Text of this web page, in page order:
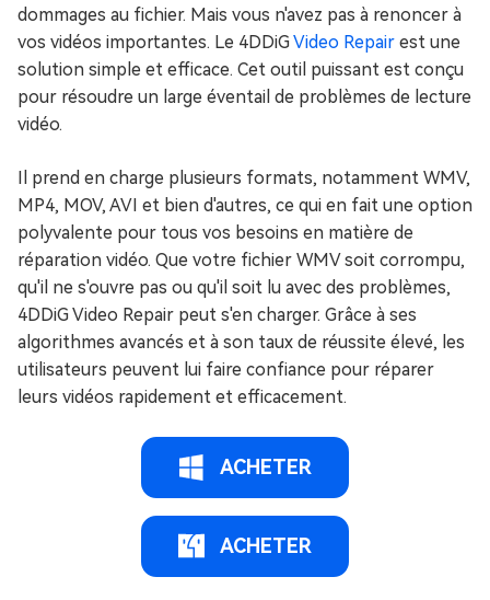
dommages au fichier. Mais vous n'avez pas à renoncer à
vos vidéos importantes. Le 4DDiGVideo Repair est une
solution simple et efficace. Cet outil puissant est conçu
pour résoudre un large éventail de problèmes de lecture
vidéo.
Il prend en charge plusieurs formats, notamment WMV,
MP4, MOV, AVI et bien d'autres, ce qui en fait une option
polyvalente pour tous vos besoins en matière de
réparation vidéo. Que votre fichier WMV soit corrompu,
qu'il ne s'ouvre pas ou qu'il soit lu avec des problèmes,
4DDiG Video Repair peut s'en charger. Grâce à ses
algorithmes avancés et à son taux de réussite élevé, les
utilisateurs peuvent lui faire confiance pour réparer
leurs vidéos rapidement et efficacement.
ACHETER
ACHETER